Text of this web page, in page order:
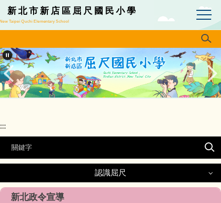
跳
到
主
內
容
區
新北市新店區屈尺國民小學
Taipei Quchi Elementary School
:::
認識屈尺
認識屈尺
新北政令宣導